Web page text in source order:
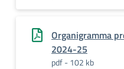
Organigramma
2024-25
pdf - 102 kb